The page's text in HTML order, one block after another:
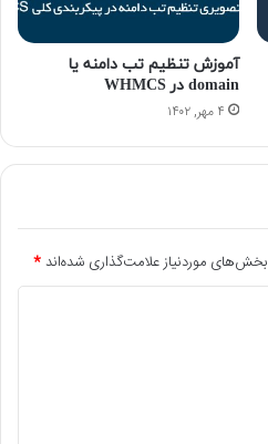
آموزش تنظیم تب دامنه یا
domain در WHMCS
۴ مهر, ۱۴۰۲
بخش‌های موردنیاز علامت‌گذاری شده‌اند*